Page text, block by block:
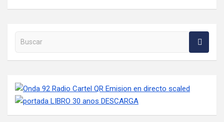
Buscar en la web